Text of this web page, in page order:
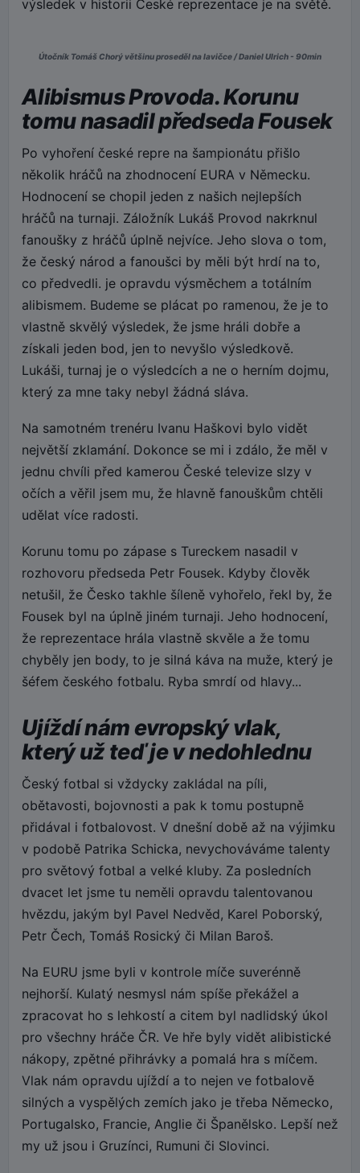
výsledek v historii České reprezentace je na světě.
Útočník Tomáš Chorý většinu proseděl na lavičce / Daniel Ulrich - 90min
Alibismus Provoda. Korunu
tomu nasadil předseda Fousek
Po vyhoření české repre na šampionátu přišlo
několik hráčů na zhodnocení EURA v Německu.
Hodnocení se chopil jeden z našich nejlepších
hráčů na turnaji. Záložník Lukáš Provod nakrknul
fanoušky z hráčů úplně nejvíce. Jeho slova o tom,
že český národ a fanoušci by měli být hrdí na to,
co předvedli. je opravdu výsměchem a totálním
alibismem. Budeme se plácat po ramenou, že je to
vlastně skvělý výsledek, že jsme hráli dobře a
získali jeden bod, jen to nevyšlo výsledkově.
Lukáši, turnaj je o výsledcích a ne o herním dojmu,
který za mne taky nebyl žádná sláva.
Na samotném trenéru Ivanu Haškovi bylo vidět
největší zklamání. Dokonce se mi i zdálo, že měl v
jednu chvíli před kamerou České televize slzy v
očích a věřil jsem mu, že hlavně fanouškům chtěli
udělat více radosti.
Korunu tomu po zápase s Tureckem nasadil v
rozhovoru předseda Petr Fousek. Kdyby člověk
netušil, že Česko takhle šíleně vyhořelo, řekl by, že
Fousek byl na úplně jiném turnaji. Jeho hodnocení,
že reprezentace hrála vlastně skvěle a že tomu
chyběly jen body, to je silná káva na muže, který je
šéfem českého fotbalu. Ryba smrdí od hlavy...
Ujíždí nám evropský vlak,
který už teď je v nedohlednu
Český fotbal si vždycky zakládal na píli,
obětavosti, bojovnosti a pak k tomu postupně
přidával i fotbalovost. V dnešní době až na výjimku
v podobě Patrika Schicka, nevychováváme talenty
pro světový fotbal a velké kluby. Za posledních
dvacet let jsme tu neměli opravdu talentovanou
hvězdu, jakým byl Pavel Nedvěd, Karel Poborský,
Petr Čech, Tomáš Rosický či Milan Baroš.
Na EURU jsme byli v kontrole míče suverénně
nejhorší. Kulatý nesmysl nám spíše překážel a
zpracovat ho s lehkostí a citem byl nadlidský úkol
pro všechny hráče ČR. Ve hře byly vidět alibistické
nákopy, zpětné přihrávky a pomalá hra s míčem.
Vlak nám opravdu ujíždí a to nejen ve fotbalově
silných a vyspělých zemích jako je třeba Německo,
Portugalsko, Francie, Anglie či Španělsko. Lepší než
my už jsou i Gruzínci, Rumuni či Slovinci.